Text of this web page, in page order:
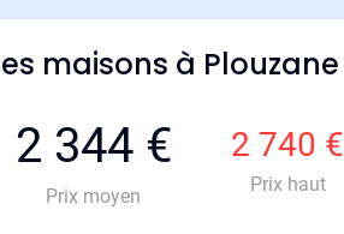
maisons à Plouzane
2 344 €
Prix moyen
2 740 €
Prix haut